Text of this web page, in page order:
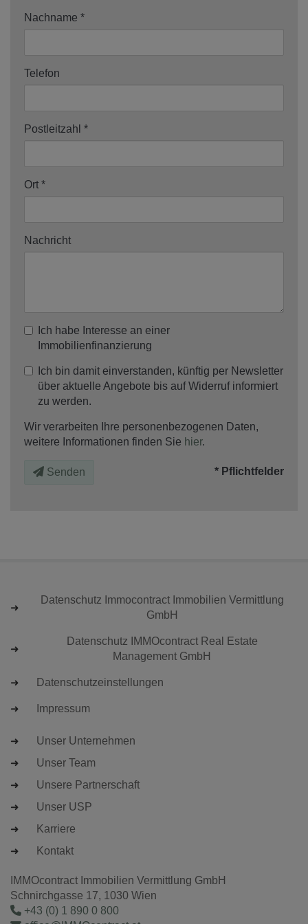
Nachname
Telefon
Postleitzahl
Ort
Nachricht
Ich habe Interesse an einer
Immobilienfinanzierung
Ich bin damit einverstanden, künftig per Newsletter
über aktuelle Angebote bis auf Widerruf informiert
zu werden.
Wir verarbeiten Ihre personenbezogenen Daten,
weitere Informationen finden Sie hier.
Senden * Pflichtfelder
Datenschutz Immocontract Immobilien Vermittlung
GmbH
Datenschutz IMMOcontract Real Estate
Management GmbH
Datenschutzeinstellungen
Impressum
Unser Unternehmen
Unser Team
Unsere Partnerschaft
Unser USP
Karriere
Kontakt
IMMOcontract Immobilien Vermittlung GmbH
Schnirchgasse 17, 1030 Wien
+43 (0) 1 890 0 800